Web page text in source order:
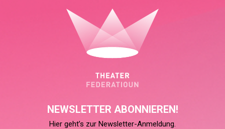
NEWSLETTER ABONNIEREN!
Hier geht’s zur Newsletter-Anmeldung.